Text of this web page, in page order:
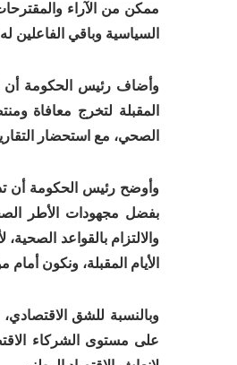
ممكن من الآراء
السياسية وباقي الفاعلين
وأضاف رئيس الحكومة أن
المقبلة لتخرج معافاة
الصحي، مع استحضار
وأوضح رئيس الحكومة أن
بفضل مجهودات الأطر
والالتزام بالقواعد
الأيام المقبلة، ونكون أمام
وبالنسبة للشق